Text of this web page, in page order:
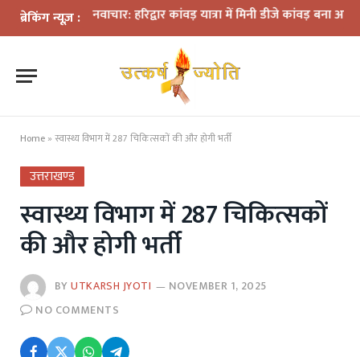
ब्रेकिंग न्यूज़ :
बीच नवाचार: हरिद्वार कांवड़ यात्रा में मिनी डीजे कांवड़ बना आकर्षण
Home » स्वास्थ्य विभाग में 287 चिकित्सकों की और होगी भर्ती
उत्तराखण्ड
स्वास्थ्य विभाग में 287 चिकित्सकों
की और होगी भर्ती
BYUTKARSH JYOTI
NOVEMBER 1, 2025
NO COMMENTS